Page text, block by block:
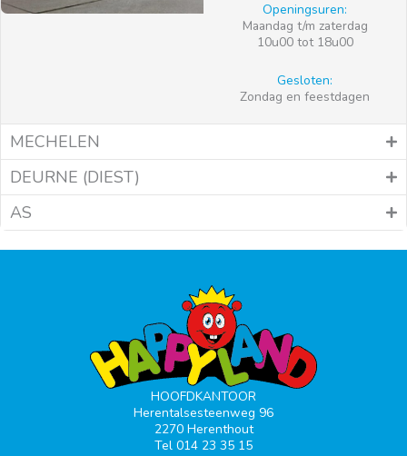
Openingsuren:
Maandag t/m zaterdag
10u00 tot 18u00
Gesloten:
Zondag en feestdagen
MECHELEN
DEURNE (DIEST)
AS
HOOFDKANTOOR
Herentalsesteenweg 96
2270 Herenthout
Tel 014 23 35 15